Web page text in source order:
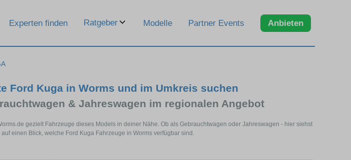
Experten finden Ratgeber Modelle Partner Events Anbieten
Ford Kuga in Worms und im Umkreis suchen
& Jahreswagen im regionalen Angebot
gezielt Fahrzeuge dieses Models in deiner Nähe. Ob als Gebrauchtwagen oder Jahreswagen - hier siehst
auf einen Blick, welche Ford Kuga Fahrzeuge in Worms verfügbar sind.